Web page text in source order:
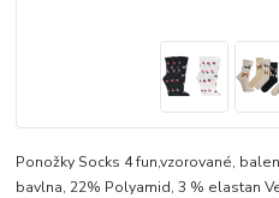
Ponožky Socks 4 fun,vzorované,
bavlna, 22% Polyamid, 3 % elastan